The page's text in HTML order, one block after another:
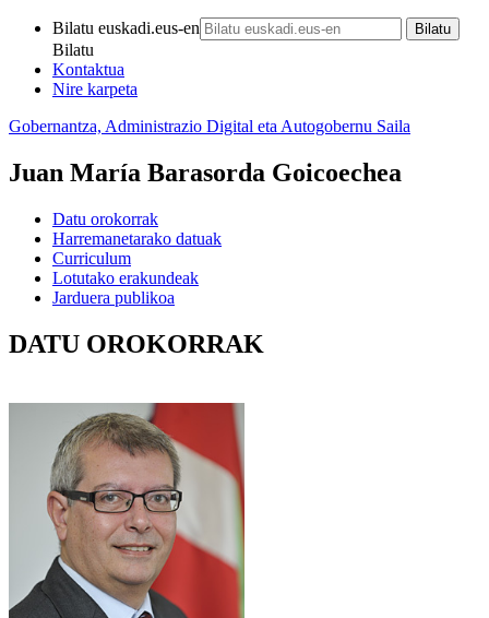
Bilatu euskadi.eus-en
Bilatu
Kontaktua
Nire karpeta
Gobernantza, Administrazio Digital eta Autogobernu Saila
Juan María Barasorda Goicoechea
Datu orokorrak
Harremanetarako datuak
Curriculum
Lotutako erakundeak
Jarduera publikoa
DATU OROKORRAK